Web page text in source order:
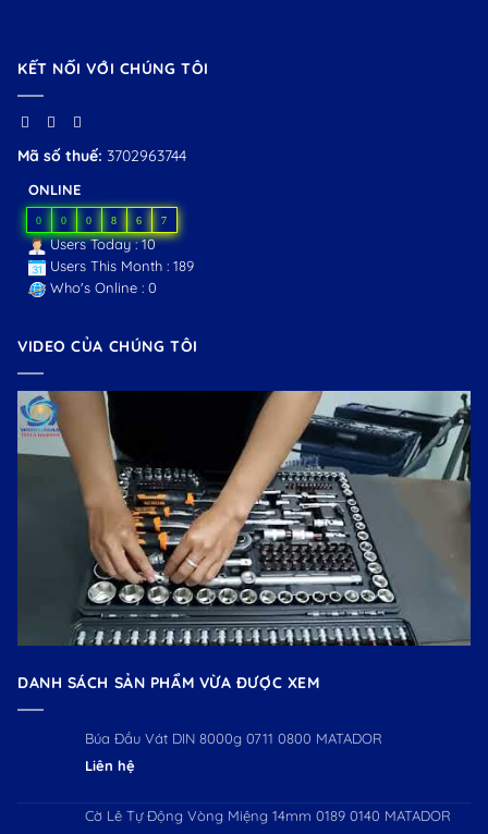
KẾT NỐI VỚI CHÚNG TÔI
Mã số thuế: 3702963744
ONLINE
0 0 0 8 6 7
Users Today : 10
Users This Month : 189
Who's Online : 0
VIDEO CỦA CHÚNG TÔI
DANH SÁCH SẢN PHẨM VỪA ĐƯỢC XEM
Búa Đầu Vát DIN 8000g 0711 0800 MATADOR
Liên hệ
Cờ Lê Tự Động Vòng Miệng 14mm 0189 0140 MATADOR